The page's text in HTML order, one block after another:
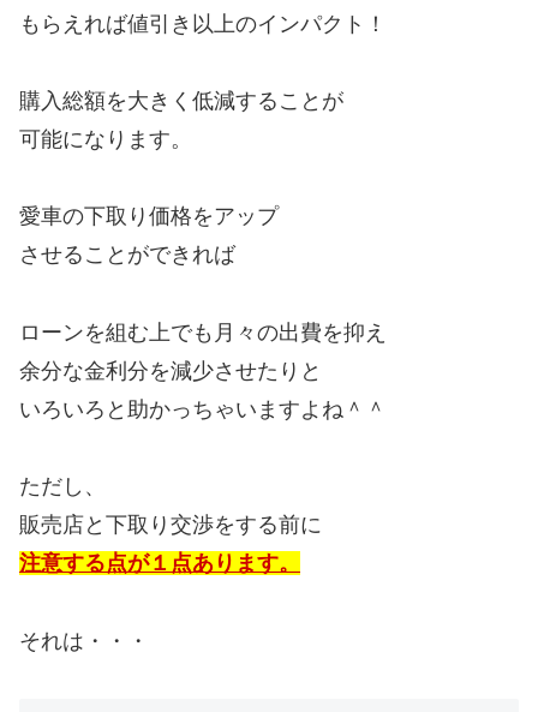
もらえれば値引き以上のインパクト！
購入総額を大きく低減することが
可能になります。
愛車の下取り価格をアップ
させることができれば
ローンを組む上でも月々の出費を抑え
余分な金利分を減少させたりと
いろいろと助かっちゃいますよね＾＾
ただし、
販売店と下取り交渉をする前に
注意する点が１点あります。
それは・・・